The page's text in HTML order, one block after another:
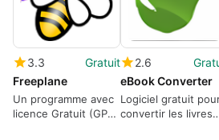
3.3
Gratuit
Freeplane
Un programme avec
licence Gratuit (GPL)
2.6
eBook Converter
Logiciel gratuit
convertir les livres